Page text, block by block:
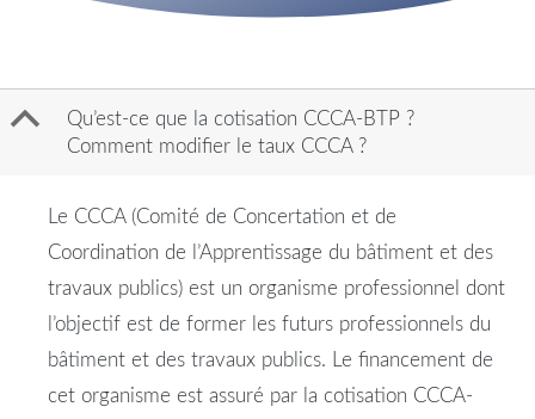
B
Qu’est-ce que la cotisation CCCA-BTP ?
Comment modifier le taux CCCA ?
Le CCCA (Comité de Concertation et de
Coordination de l’Apprentissage du bâtiment et des
travaux publics) est un organisme professionnel dont
l’objectif est de former les futurs professionnels du
bâtiment et des travaux publics. Le financement de
cet organisme est assuré par la cotisation CCCA-